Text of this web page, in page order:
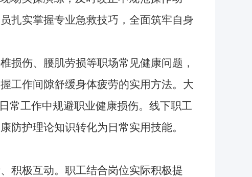
扎实掌握专业急救技巧，全面筑牢自身
伤、腰肌劳损等职场常见健康问题，
工作间隙舒缓身体疲劳的实用方法。大
常工作中规避职业健康损伤。线下职工
防护理论知识转化为日常实用技能。
极互动。职工结合岗位实际积极提